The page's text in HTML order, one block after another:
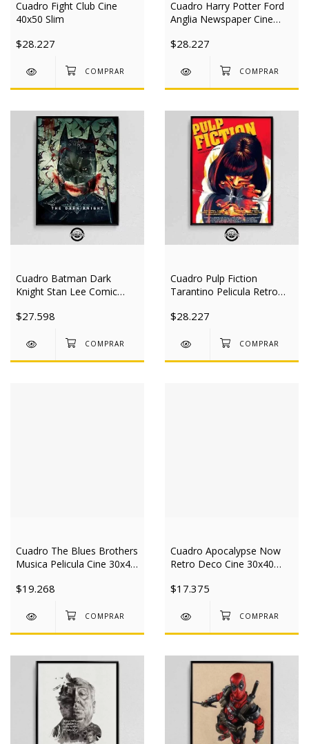
Cuadro Fight Club Cine
40x50 Slim
$28.227
Cuadro Harry Potter Ford
Anglia Newspaper Cine
$28.227
Cuadro Batman Dark
Knight Stan Lee Comic
$27.598
Cuadro Pulp Fiction
Tarantino Pelicula Retro
$28.227
Cuadro The Blues Brothers
Musica Pelicula Cine 30x40
$19.268
Cuadro Apocalypse Now
Retro Deco Cine 30x40
$17.375